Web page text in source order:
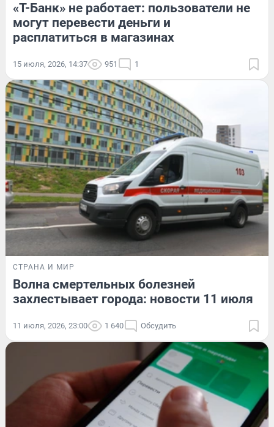
«Т-Банк» не работает: пользователи не
могут перевести деньги и
расплатиться в магазинах
15 июля, 2026, 14:37 951 1
СТРАНА И МИР
Волна смертельных болезней
захлестывает города: новости 11 июля
11 июля, 2026, 23:00 1 640 Обсудить